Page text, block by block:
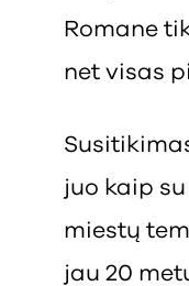
Romane
net visas
juo kaip
miestų
jau 20